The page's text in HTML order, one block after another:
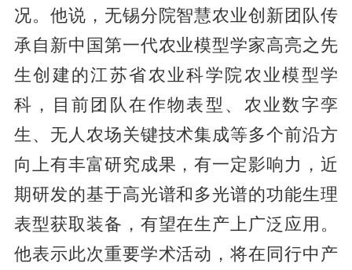
况。他说，无锡分院智慧农业创新团队传
承自新中国第一代农业模型学家高亮之先
生创建的江苏省农业科学院农业模型学
科，目前团队在作物表型、农业数字孪
生、无人农场关键技术集成等多个前沿方
向上有丰富研究成果，有一定影响力，近
期研发的基于高光谱和多光谱的功能生理
表型获取装备，有望在生产上广泛应用。
他表示此次重要学术活动，将在同行中产